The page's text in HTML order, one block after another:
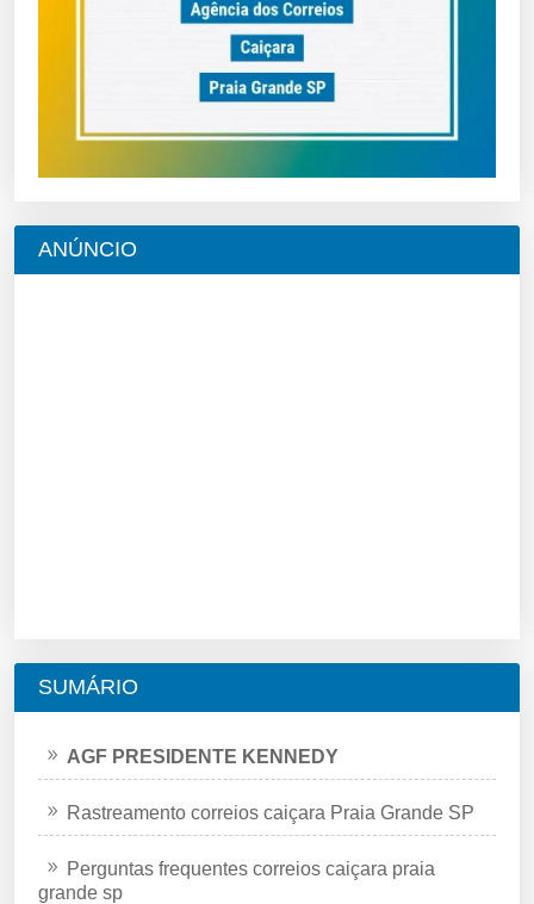
ANÚNCIO
SUMÁRIO
AGF PRESIDENTE KENNEDY
Rastreamento correios caiçara Praia Grande SP
Perguntas frequentes correios caiçara praia
grande sp